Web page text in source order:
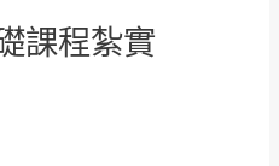
課程紮實